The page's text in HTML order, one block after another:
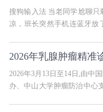
搜狗输入法 当老同学尬聊
凉，班长突然手机连蓝牙
2026年3月13日至14日,由中
办、中山大学肿瘤防治中心